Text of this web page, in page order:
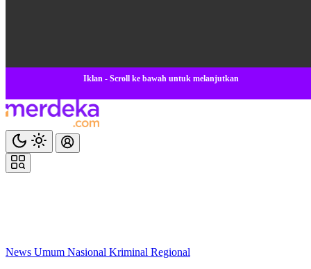
Iklan - Scroll ke bawah untuk melanjutkan
News Umum Nasional Kriminal Regional